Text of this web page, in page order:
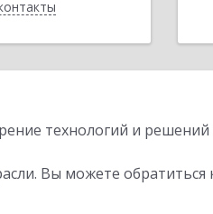
технологий и
Вы можете